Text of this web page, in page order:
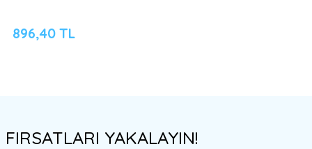
896,40 TL
FIRSATLARI YAKALAYIN!